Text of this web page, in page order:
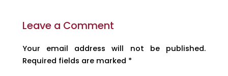
Leave a Comment
Your email address will not be published.
Required fields are marked *